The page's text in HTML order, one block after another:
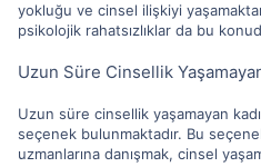
yokluğu ve cinsel ilişkiyi
psikolojik rahatsızlıklar da bu
Uzun Süre Cinsellik
Uzun süre cinsellik yaşamayan
seçenek bulunmaktadır. Bu
uzmanlarına danışmak, cinsel